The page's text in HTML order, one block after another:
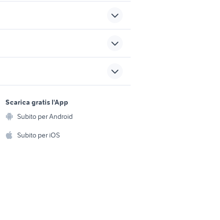
xr 600
auto usate reggio emilia
e
Scarica gratis l'App
Subito per Android
Subito per iOS